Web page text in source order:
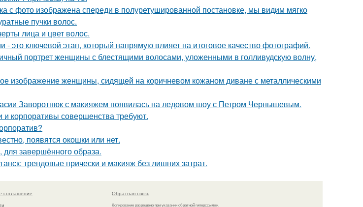
с фото изображена спереди в полуретушированной постановке, мы видим мягко
пучки волос.
лица и цвет волос.
- это ключевой этап, который напрямую влияет на итоговое качество фотографий.
портрет женщины с блестящими волосами, уложенными в голливудскую волну,
изображение женщины, сидящей на коричневом кожаном диване с металлическими
Заворотнюк с макияжем появилась на ледовом шоу с Петром Чернышевым.
корпоративы совершенства требуют.
появятся окошки или нет.
для завершённого образа.
трендовые прически и макияж без лишних затрат.
соглашение
Обратная связь
Копирование разрешено при указании обратной гиперссылки.